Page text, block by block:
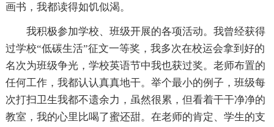
画书，我都读得如饥似渴。
我积极参加学校、班级开展的各项活动。我曾经获得
过学校“低碳生活”征文一等奖，我多次在校运会拿到好的
名次为班级争光，学校英语节中我也获过奖。老师布置的
任何工作，我都认认真真地干。举个最小的例子，班级每
次打扫卫生我都不遗余力，虽然很累，但看着干干净净的
教室，我的心里比喝了蜜还甜。在老师的肯定、学生的支